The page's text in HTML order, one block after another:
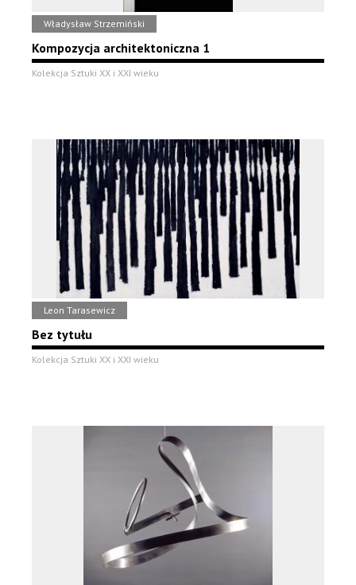
Władysław Strzemiński
Kompozycja architektoniczna 1
Kolekcja Sztuki XX i XXI wieku
Leon Tarasewicz
Bez tytułu
Kolekcja Sztuki XX i XXI wieku